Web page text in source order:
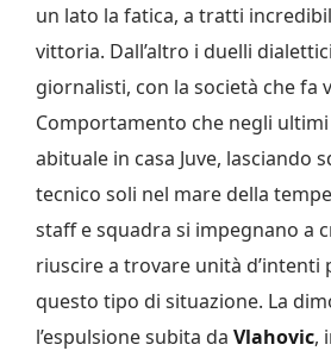
un lato la fatica, a tratti
vittoria. Dall’altro i duelli
giornalisti, con la società che fa
Comportamento che negli
abituale in casa Juve, lasciando
tecnico soli nel mare della
staff e squadra si impegnano a
riuscire a trovare unità d’intenti
questo tipo di situazione. La
l’espulsione subita da Vlahovic,